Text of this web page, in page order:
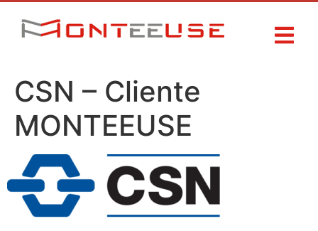
CSN – Cliente
MONTEEUSE